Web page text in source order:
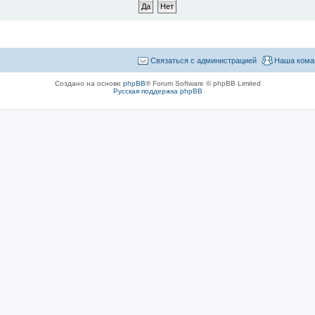
Наша
Связаться с администрацией
Создано на основе phpBB® Forum Software © phpBB Limited
Русская поддержка phpBB